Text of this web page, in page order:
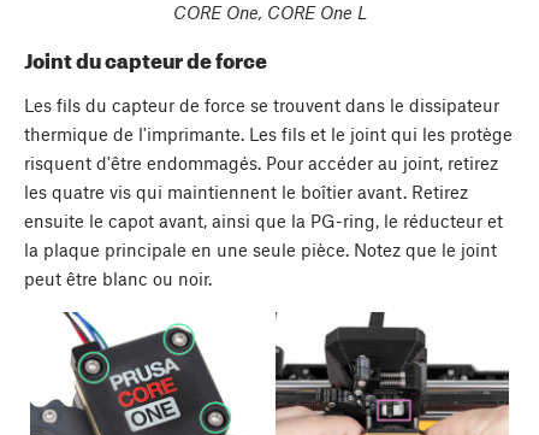
CORE One, CORE One L
Joint du capteur de force
Les fils du capteur de force se trouvent dans le dissipateur
thermique de l'imprimante. Les fils et le joint qui les protège
risquent d'être endommagés. Pour accéder au joint, retirez
les quatre vis qui maintiennent le boîtier avant. Retirez
ensuite le capot avant, ainsi que la PG-ring, le réducteur et
la plaque principale en une seule pièce. Notez que le joint
peut être blanc ou noir.